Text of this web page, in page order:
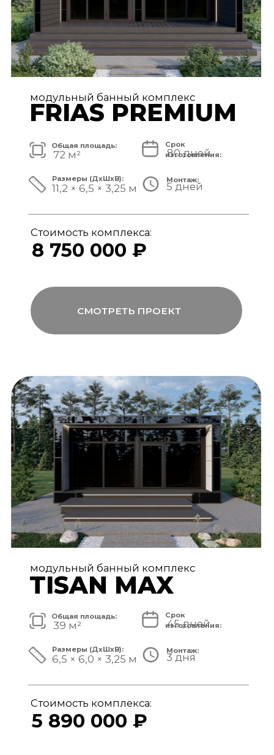
6 950 000 ₽
11,7 × 3,9 × 3,25 м
80 дней
48 м²
Общая площадь:
модульный банный комплекс
TISAN LUXE